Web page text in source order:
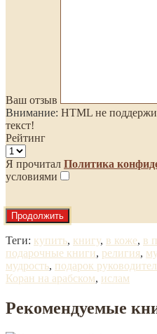
Ваш отзыв
Внимание: HTML не
текст!
Рейтинг
Я прочитал Политика
условиями
Продолжить
Теги: купить, книгу, в коже, в
подарочные книги, религия,
мудрость, подарок
Коран на арабском, ислам
Рекомендуемые